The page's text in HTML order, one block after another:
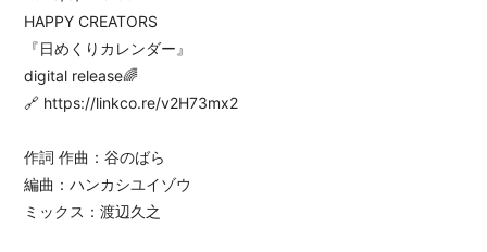
HAPPY CREATORS
『日めくりカレンダー』
digital release🌈
🔗 https://linkco.re/v2H73mx2
作詞 作曲：谷のばら
編曲：ハンカシユイゾウ
ミックス：渡辺久之